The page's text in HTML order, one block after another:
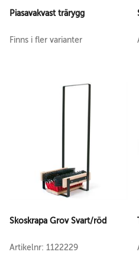
Piasavakvast trärygg
Finns i fler varianter
Skoskrapa Grov Svart/röd
Artikelnr: 1122229